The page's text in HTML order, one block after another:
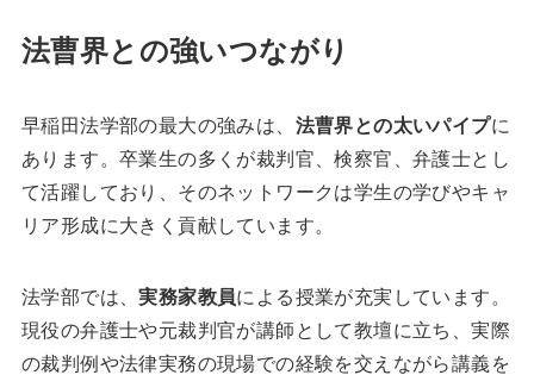
法曹界との強いつながり
早稲田法学部の最大の強みは、 法曹界との太いパイプに
あります。卒業生の多くが裁判官、検察官、弁護士とし
て活躍しており、そのネットワークは学生の学びやキャ
リア形成に大きく貢献しています。
法学部では、実務家教員による授業が充実しています。
現役の弁護士や元裁判官が講師として教壇に立ち、実際
の裁判例や法律実務の現場での経験を交えながら講義を